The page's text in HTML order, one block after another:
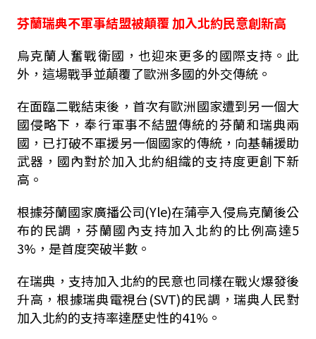
芬蘭瑞典不軍事結盟被顛覆 加入北約民意創新高
烏克蘭人奮戰衛國，也迎來更多的國際支持。此
外，這場戰爭並顛覆了歐洲多國的外交傳統。
在面臨二戰結束後，首次有歐洲國家遭到另一個大
國侵略下，奉行軍事不結盟傳統的芬蘭和瑞典兩
國，已打破不軍援另一個國家的傳統，向基輔援助
武器，國內對於加入北約組織的支持度更創下新
高。
根據芬蘭國家廣播公司(Yle)在蒲亭入侵烏克蘭後公
布的民調，芬蘭國內支持加入北約的比例高達5
3%，是首度突破半數。
在瑞典，支持加入北約的民意也同樣在戰火爆發後
升高，根據瑞典電視台(SVT)的民調，瑞典人民對
加入北約的支持率達歷史性的41%。